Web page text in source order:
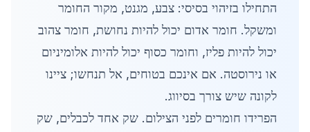
התחילו בזיהוי בסיסי: צבע, מגנט, מקור החומר
ומשקל. חומר אדום יכול להיות נחושת, חומר צהוב
יכול להיות פליז, וחומר כסוף יכול להיות אלומיניום
או נירוסטה. אם אינכם בטוחים, אל תנחשו; ציינו
לקונה שיש צורך בסיווג.
הפרידו חומרים לפני הצילום. שק אחד לכבלים, שק